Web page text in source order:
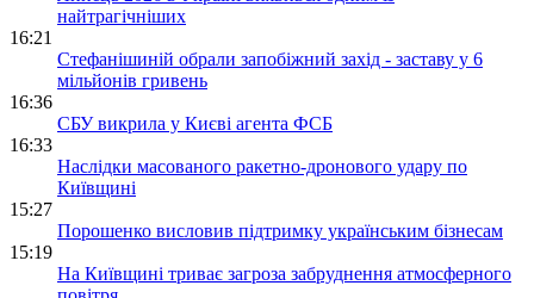
найтрагічніших
16:21
Стефанішиній обрали запобіжний захід - заставу у 6
мільйонів гривень
16:36
СБУ викрила у Києві агента ФСБ
16:33
Наслідки масованого ракетно-дронового удару по
Київщині
15:27
Порошенко висловив підтримку українським бізнесам
15:19
На Київщині триває загроза забруднення атмосферного